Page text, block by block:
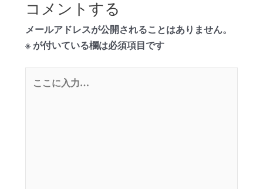
コメントする
メールアドレスが公開されることはありません。
※が付いている欄は必須項目です